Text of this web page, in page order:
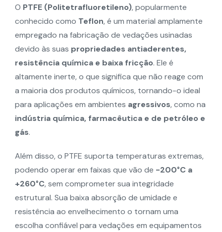
O PTFE (Politetrafluoretileno), popularmente
conhecido como Teflon, é um material amplamente
empregado na fabricação de vedações usinadas
devido às suas propriedades antiaderentes,
resistência química e baixa fricção. Ele é
altamente inerte, o que significa que não reage com
a maioria dos produtos químicos, tornando-o ideal
para aplicações em ambientes agressivos, como na
indústria química, farmacêutica e de petróleo e
gás.
Além disso, o PTFE suporta temperaturas extremas,
podendo operar em faixas que vão de -200°C a
+260°C, sem comprometer sua integridade
estrutural. Sua baixa absorção de umidade e
resistência ao envelhecimento o tornam uma
escolha confiável para vedações em equipamentos